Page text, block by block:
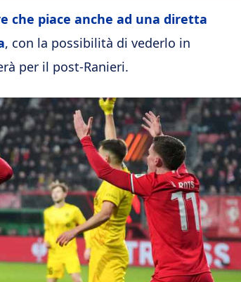
che piace anche ad una diretta
, con la possibilità di vederlo in
per il post-Ranieri.